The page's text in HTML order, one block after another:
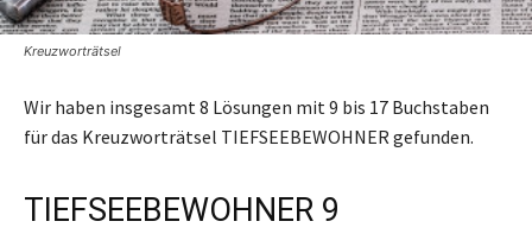
Kreuzworträtsel
Wir haben insgesamt 8 Lösungen mit 9 bis 17 Buchstaben
für das Kreuzworträtsel TIEFSEEBEWOHNER gefunden.
TIEFSEEBEWOHNER 9